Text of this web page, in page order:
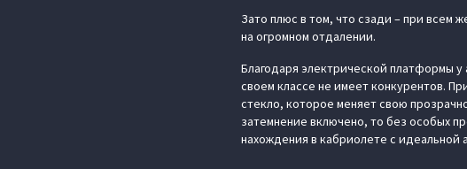
Зато плюс в том, что сзади – при всем
на огромном отдалении.
Благодаря электрической платформы
своем классе не имеет конкурентов.
стекло, которое меняет свою
затемнение включено, то без особых
нахождения в кабриолете с идеальной